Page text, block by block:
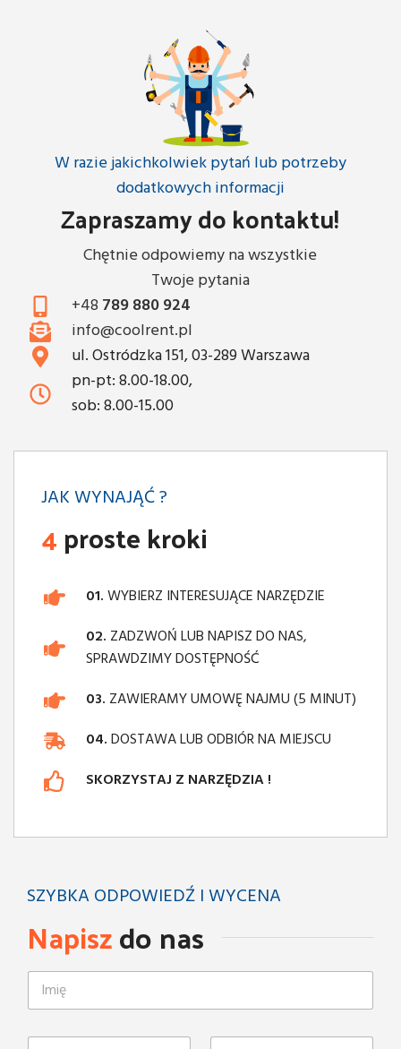
W razie jakichkolwiek pytań lub potrzeby
dodatkowych informacji
Zapraszamy do kontaktu!
Chętnie odpowiemy na wszystkie
Twoje pytania
+48 789 880 924
info@coolrent.pl
ul. Ostródzka 151, 03-289 Warszawa
pn-pt: 8.00-18.00,
sob: 8.00-15.00
JAK WYNAJĄĆ ?
4proste kroki
01.WYBIERZ INTERESUJĄCE NARZĘDZIE
02. ZADZWOŃ LUB NAPISZ DO NAS,
SPRAWDZIMY DOSTĘPNOŚĆ
03. ZAWIERAMY UMOWĘ NAJMU (5 MINUT)
04.DOSTAWA LUB ODBIÓR NA MIEJSCU
SKORZYSTAJ Z NARZĘDZIA !
SZYBKA ODPOWIEDŹ I WYCENA
Napiszdo nas